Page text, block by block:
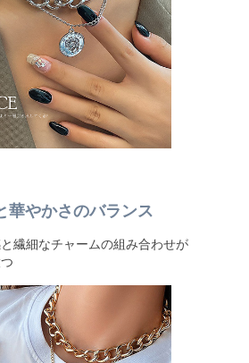
華やかさのバランス
繊細なチャームの組み合わせが